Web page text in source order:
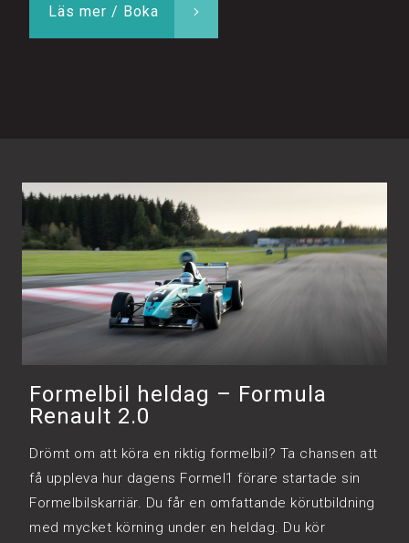
Läs mer / Boka
Formelbil heldag – Formula
Renault 2.0
Drömt om att köra en riktig formelbil? Ta chansen att
få uppleva hur dagens Formel1 förare startade sin
Formelbilskarriär. Du får en omfattande körutbildning
med mycket körning under en heldag. Du kör